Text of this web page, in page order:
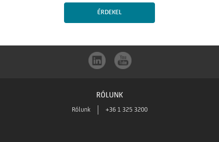
ÉRDEKEL
RÓLUNK
Rólunk +36 1 325 3200